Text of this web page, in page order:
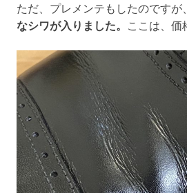
ただ、プレメンテもしたのですが、
なシワが入りました。 ここは、価